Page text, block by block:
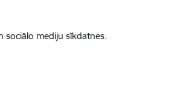
sociālo mediju sīkdatnes.